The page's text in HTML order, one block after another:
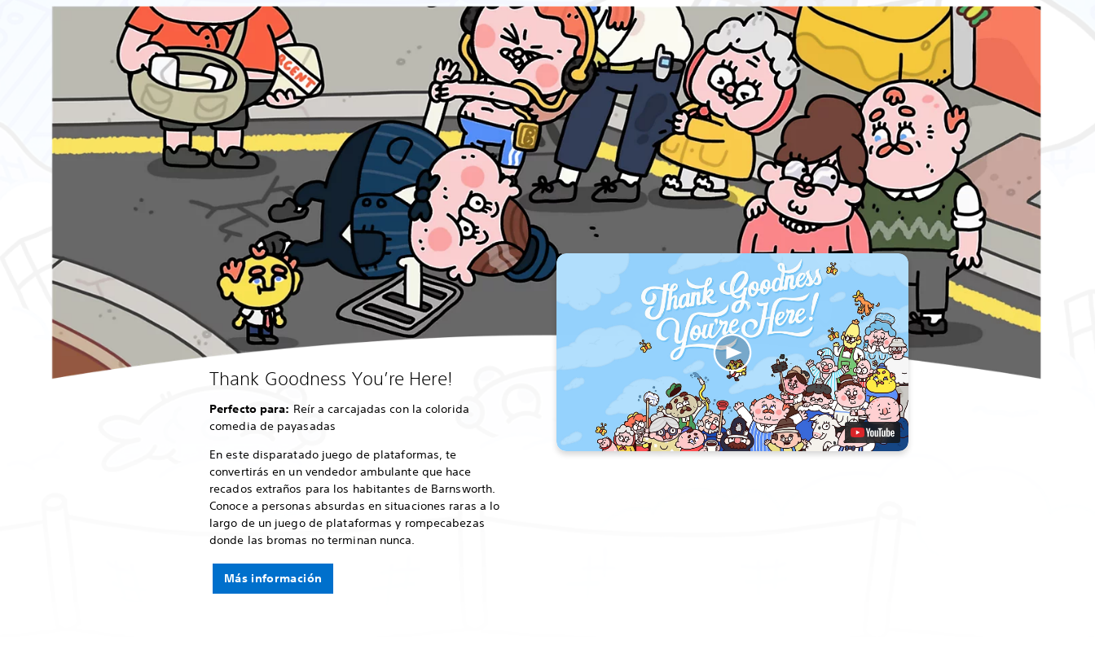
Thank Goodness You’re Here!
Perfecto para: Reír a carcajadas con la colorida
comedia de payasadas
En este disparatado juego de plataformas, te
convertirás en un vendedor ambulante que hace
recados extraños para los habitantes de Barnsworth.
Conoce a personas absurdas en situaciones raras a lo
largo de un juego de plataformas y rompecabezas
donde las bromas no terminan nunca.
Más información